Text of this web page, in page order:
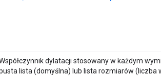
dylatacji stosowany w każdym
lista (domyślna) lub lista rozmiarów (liczba